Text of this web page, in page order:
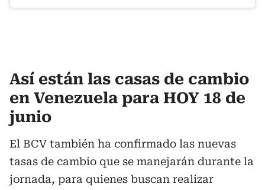
Así están las casas de cambio
en Venezuela para HOY 18 de
junio
El BCV también ha confirmado las nuevas
tasas de cambio que se manejarán durante la
jornada, para quienes buscan realizar